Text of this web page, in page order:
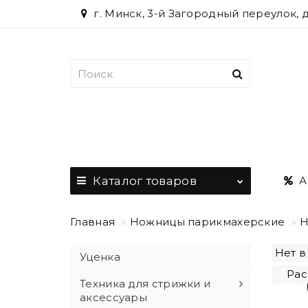
г. Минск, 3-й Загородный переулок,
Каталогтоваров
Главная Ножницы парикмахерские
Уценка
Техника для стрижки и
аксессуары
Нет